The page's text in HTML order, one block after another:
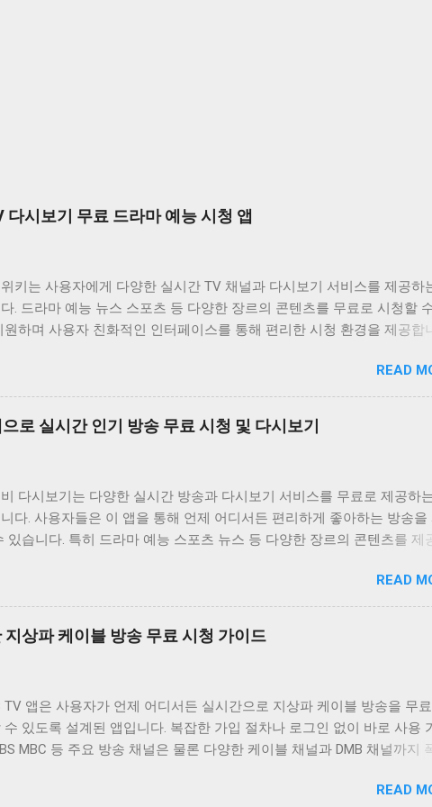
시보기 무료 드라마 예능 시청 앱
키는 사용자에게 다양한 실시간 TV 채널과 다시보기 서비스를 제공하
. 드라마 예능 뉴스 스포츠 등 다양한 장르의 콘텐츠를 무료로 시청할
원하며 사용자 친화적인 인터페이스를 통해 편리한 시청 환경을 제공합
싶은 채널을 시청하고 싶은 사용자에게 유용한 앱입니다. 다양한 콘텐츠
제공하며 사용자 편의성을 높인 기능들을 통해 사용자 만족도를 높이고
티비위키는 사용자가 원하는 콘텐츠를 쉽게 찾고 시청할 수 있도록 다양
제공합니다. 실시간 TV 시청 기능은 사용자가 현재 방송 중인 채널을 바
접근할 수 있도록 돕고 검색 기능을 통해 원하는 콘텐츠를 빠르게 찾을
지원합니다. 티비위키는 사용자에게 편리하고 풍부한 시청 경험을 제공
지속적으로 업데이트와 개선을 진행하고 있습니다. 티비위키는 무료로
. 사용자 인터페이스는 직관적이고 사용하기 쉽게 설계되어 있으며 다양
원활하게 작동하도록 최적화되어 있습니다. 또한 티비위키는 사용자
극적으로 수렴하여 앱의 기능과 성능을 지속적으로 개선하고 있습니다.
콘텐츠를 즐기며 풍요로운 시간을 보낼 수 있을 것입니다. 티비위키는 사
즈를 충족시키기 위해 끊임없이 노력하며 최고의 서비스 제공을 위해 최
것입니다. 앱 정보 티비위키는 다양한 실시간 TV 채널과 다시보기 서비스
READ
로 실시간 인기 방송 무료 시청 및 다시보기
다시보기는 다양한 실시간 방송과 다시보기 서비스를 무료로 제공하
다. 사용자들은 이 앱을 통해 언제 어디서든 편리하게 좋아하는 방송을
있습니다. 특히 드라마 예능 스포츠 뉴스 등 다양한 장르의 콘텐츠를 제
니다. 별도의 회원가입이나 결제 없이 모든 콘텐츠를 자유롭게 이용할 수
또한 사용자 인터페이스가 직관적이고 간편하여 누구나 쉽게 앱을 사용
다. 실시간 방송 시청 기능은 물론 다시보기 기능도 제공하여 놓친 방송
지 다시 볼 수 있습니다. 왕티비 다시보기는 사용자들에게 다양한 엔터테
장르의 콘텐츠를 제공하여 사용자들의 다양한 취향을 만족시키고 있
다시보기는 사용자들에게 즐거움과 편리함을 동시에 제공하는 필수
수 있습니다. 앱 정보 왕티비 다시보기는 다양한 방송 콘텐츠를 무료로
수 있으며 실시간 방송과 다시보기 기능을 모두 지원합니다. 사용자들은
READ
지상파 케이블 방송 무료 시청 가이드
TV 앱은 사용자가 언제 어디서든 실시간으로 지상파 케이블 방송을 무
수 있도록 설계된 앱입니다. 복잡한 가입 절차나 로그인 없이 바로 사용
MBC 등 주요 방송 채널은 물론 다양한 케이블 채널과 DMB 채널까지
청할 수 있도록 최적화되어 있으며 사용자 인터페이스가 직관적이고 간
READ